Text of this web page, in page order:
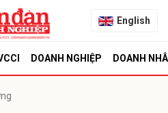
English
DOANH NGHIỆP DOANH